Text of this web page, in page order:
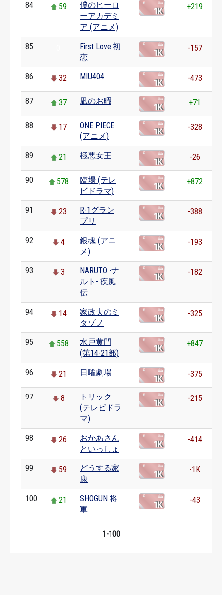
84 59
僕のヒーロ
ーアカデミ
ア (アニメ)
+219
85
First Love 初
恋
-157
86 32 MIU404 -473
87 37 凪のお暇 +71
88 17
ONE PIECE
(アニメ)
-328
89 21 極悪女王 -26
90 578
臨場 (テレ
ビドラマ)
+872
91 23
R-1グラン
プリ
-388
92 4
銀魂 (アニ
メ)
-193
93 3
NARUTO -ナ
ルト- 疾風
伝
-182
94 14
家政夫のミ
タゾノ
-325
95 558
水戸黄門
(第14-21部)
+847
96 21 日曜劇場 -375
97 8
トリック
(テレビドラ
マ)
-215
98 26
おかあさん
といっしょ
-414
99 59
どうする家
康
-1K
100 21
SHOGUN 将
軍
-43
1-100